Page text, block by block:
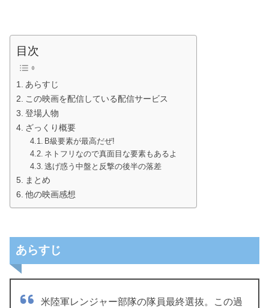
目次
あらすじ
この映画を配信している配信サービス
登場人物
ざっくり概要
B級要素が最高だぜ!
ネトフリなので真面目な要素もあるよ
逃げ惑う中盤と反撃の後半の落差
まとめ
他の映画感想
あらすじ
米陸軍レンジャー部隊の隊員最終選抜。この過